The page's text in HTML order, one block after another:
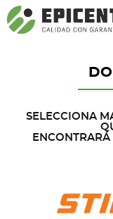
¿Olvidó su
SELECCIONA